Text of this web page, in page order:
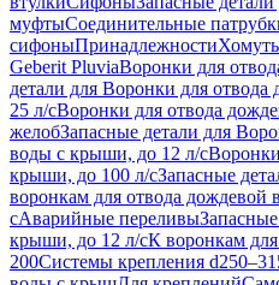
муфтыСоединительные
сифоныПринадлежности
Geberit PluviaВоронки для
детали для Воронки для
25 л/сВоронки для отвода
желобЗапасные детали для
воды с крыши, до 12 л/с
крыши, до 100 л/сЗапасные
воронкам для отвода
сАварийные переливы
крыши, до 12 л/сК воронкам
200Системы крепления